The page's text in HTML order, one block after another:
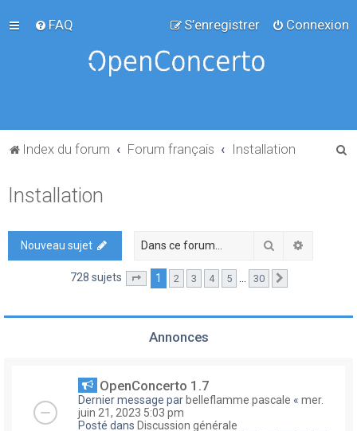
FAQ Connexion
S’enregistrer
Index du forum Forum français Installation
Installation
Nouveau sujet Rechercher
728 sujets Page sur30
1 2 3 4 5 … 30
Annonces
OpenConcerto 1.7
Dernier message par belleflamme pascale « mer.
juin 21, 2023 5:03 pm
Posté dans Discussion générale